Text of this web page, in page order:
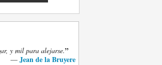
y mil para alejarse.”
— Jean de la Bruyere